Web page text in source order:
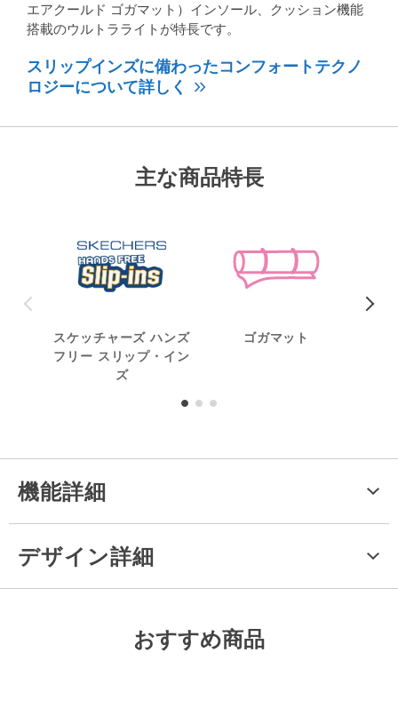
エアクールド ゴガマット）インソール、クッション機能
搭載のウルトラライトが特長です。
スリップインズに備わったコンフォートテクノ
ロジーについて詳しく
主な商品特長
スケッチャーズ ハンズ
フリー スリップ・イン
ズ
ゴガマット
機能詳細
デザイン詳細
おすすめ商品